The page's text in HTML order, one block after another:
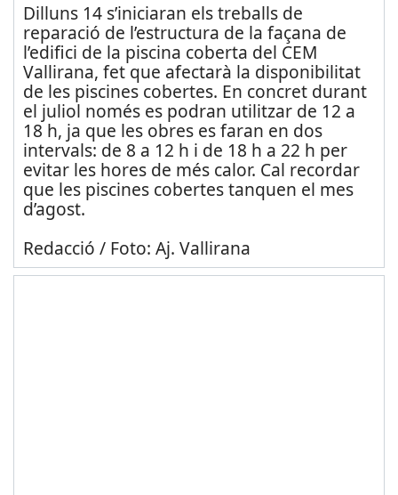
Dilluns 14 s’iniciaran els treballs de
reparació de l’estructura de la façana de
l’edifici de la piscina coberta del CEM
Vallirana, fet que afectarà la disponibilitat
de les piscines cobertes. En concret durant
el juliol només es podran utilitzar de 12 a
18 h, ja que les obres es faran en dos
intervals: de 8 a 12 h i de 18 h a 22 h per
evitar les hores de més calor. Cal recordar
que les piscines cobertes tanquen el mes
d’agost.
Redacció / Foto: Aj. Vallirana